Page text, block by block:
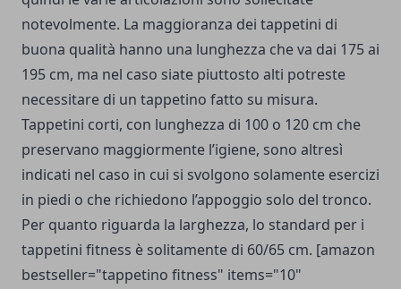
notevolmente. La maggioranza dei tappetini di
buona qualità hanno una lunghezza che va dai 175 ai
195 cm, ma nel caso siate piuttosto alti potreste
necessitare di un tappetino fatto su misura.
Tappetini corti, con lunghezza di 100 o 120 cm che
preservano maggiormente l’igiene, sono altresì
indicati nel caso in cui si svolgono solamente esercizi
in piedi o che richiedono l’appoggio solo del tronco.
Per quanto riguarda la larghezza, lo standard per i
tappetini fitness è solitamente di 60/65 cm. [amazon
bestseller="tappetino fitness" items="10"